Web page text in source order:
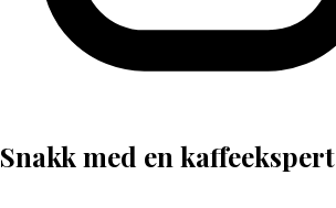
Snakk med en kaffeekspert